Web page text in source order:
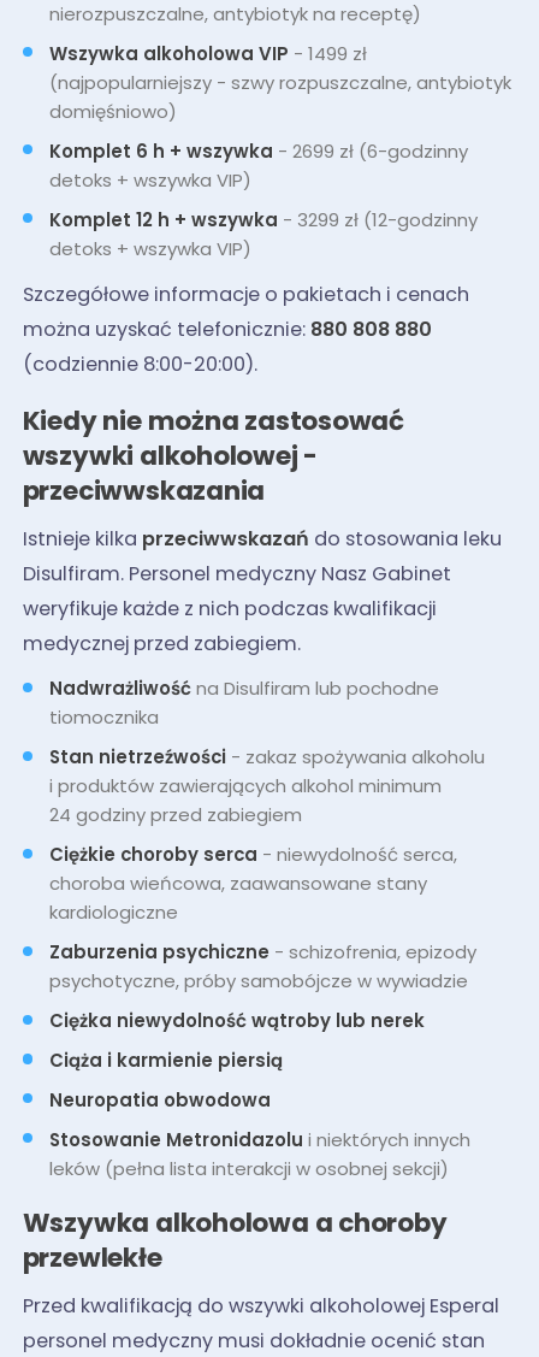
nierozpuszczalne, antybiotyk na receptę)
Wszywka alkoholowa VIP - 1499 zł
(najpopularniejszy - szwy rozpuszczalne, antybiotyk
domięśniowo)
Komplet 6 h + wszywka - 2699 zł (6-godzinny
detoks + wszywka VIP)
Komplet 12 h + wszywka - 3299 zł (12-godzinny
detoks + wszywka VIP)
Szczegółowe informacje o pakietach i cenach
można uzyskać telefonicznie: 880 808 880
(codziennie 8:00-20:00).
Kiedy nie można zastosować
wszywki alkoholowej -
przeciwwskazania
Istnieje kilka przeciwwskazań do stosowania leku
Disulfiram. Personel medyczny Nasz Gabinet
weryfikuje każde z nich podczas kwalifikacji
medycznej przed zabiegiem.
Nadwrażliwośćna Disulfiram lub pochodne
tiomocznika
Stan nietrzeźwości - zakaz spożywania alkoholu
i produktów zawierających alkohol minimum
24 godziny przed zabiegiem
Ciężkie choroby serca - niewydolność serca,
choroba wieńcowa, zaawansowane stany
kardiologiczne
Zaburzenia psychiczne - schizofrenia, epizody
psychotyczne, próby samobójcze w wywiadzie
Ciężka niewydolność wątroby lub nerek
Ciąża i karmienie piersią
Neuropatia obwodowa
Stosowanie Metronidazolu i niektórych innych
leków (pełna lista interakcji w osobnej sekcji)
Wszywka alkoholowa a choroby
przewlekłe
Przed kwalifikacją do wszywki alkoholowej Esperal
personel medyczny musi dokładnie ocenić stan